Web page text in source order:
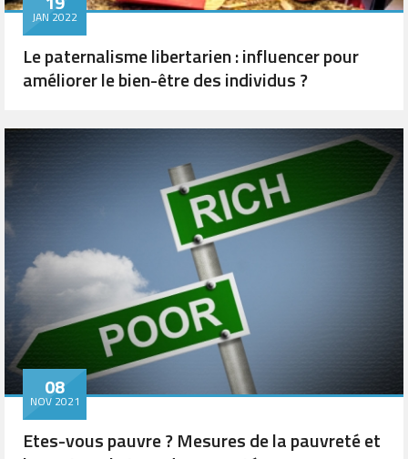
JAN 2022
Le paternalisme libertarien : influencer pour
améliorer le bien-être des individus ?
08
NOV 2021
Etes-vous pauvre ? Mesures de la pauvreté et